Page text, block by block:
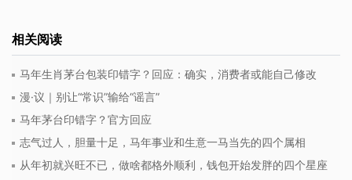
相关阅读
马年生肖茅台包装印错字？回应：确实，消费者或能自己修改
漫·议｜别让“常识”输给“谣言”
马年茅台印错字？官方回应
志气过人，胆量十足，马年事业和生意一马当先的四个属相
从年初就兴旺不已，做啥都格外顺利，钱包开始发胖的四个星座